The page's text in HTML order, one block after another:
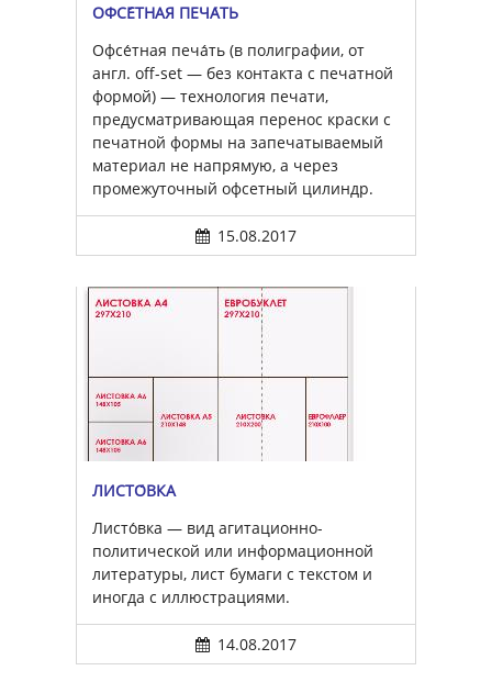
ОФСЕ́ТНАЯ ПЕЧА́ТЬ
Офсе́тная печа́ть (в полиграфии, от
англ. off-set — без контакта с печатной
формой) — технология печати,
предусматривающая перенос краски с
печатной формы на запечатываемый
материал не напрямую, а через
промежуточный офсетный цилиндр.
15.08.2017
ЛИСТО́ВКА
Листо́вка — вид агитационно-
политической или информационной
литературы, лист бумаги с текстом и
иногда с иллюстрациями.
14.08.2017